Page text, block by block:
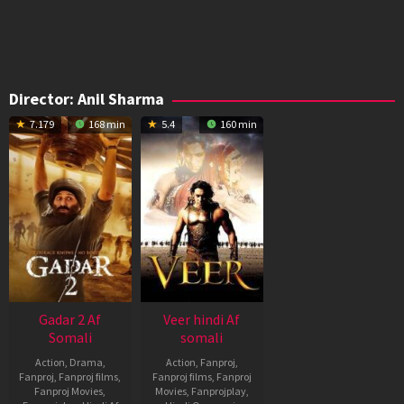
Director: Anil Sharma
7.179 168 min
Gadar 2 Af
Somali
Action Drama
Fanproj Fanproj films
Fanproj Movies
5.4 160 min
Veer hindi Af
somali
Action Fanproj
Fanproj films, Fanproj
Movies, Fanprojplay,